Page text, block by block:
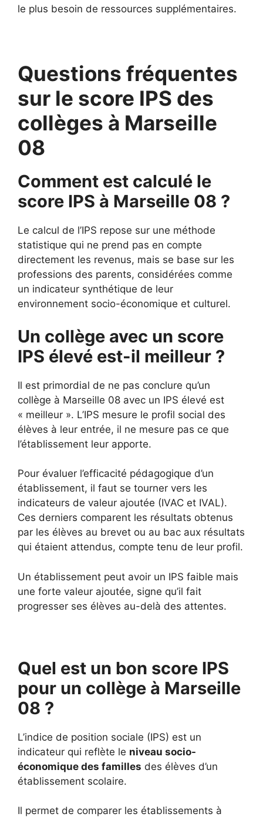
le plus besoin de ressources supplémentaires.
Questions fréquentes
sur le score IPS des
collèges à Marseille
08
Comment est calculé le
score IPS à Marseille 08 ?
Le calcul de l’IPS repose sur une méthode
statistique qui ne prend pas en compte
directement les revenus, mais se base sur les
professions des parents, considérées comme
un indicateur synthétique de leur
environnement socio-économique et culturel.
Un collège avec un score
IPS élevé est-il meilleur ?
Il est primordial de ne pas conclure qu’un
collège à Marseille 08 avec un IPS élevé est
« meilleur ». L’IPS mesure le profil social des
élèves à leur entrée, il ne mesure pas ce que
l’établissement leur apporte.
Pour évaluer l’efficacité pédagogique d’un
établissement, il faut se tourner vers les
indicateurs de valeur ajoutée (IVAC et IVAL).
Ces derniers comparent les résultats obtenus
par les élèves au brevet ou au bac aux résultats
qui étaient attendus, compte tenu de leur profil.
Un établissement peut avoir un IPS faible mais
une forte valeur ajoutée, signe qu’il fait
progresser ses élèves au-delà des attentes.
Quel est un bon score IPS
pour un collège à Marseille
08 ?
L’indice de position sociale (IPS) est un
indicateur qui reflète le niveau socio-
économique des familles des élèves d’un
établissement scolaire.
Il permet de comparer les établissements à